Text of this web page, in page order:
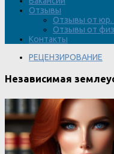
Отзывы
Отзывы от юр.
Отзывы от
Контакты
РЕЦЕНЗИРОВАНИЕ
Независимая